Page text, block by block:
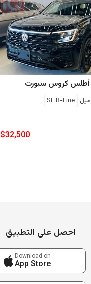
أطلس كروس سبورت
ميل SE R-Line
$32,500
احصل على التطبيق
Download on
App Store